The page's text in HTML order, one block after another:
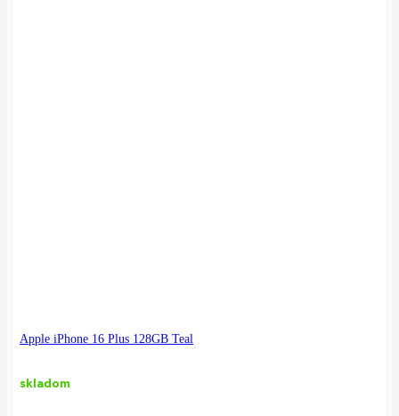
Apple iPhone 16 Plus 128GB Teal
skladom